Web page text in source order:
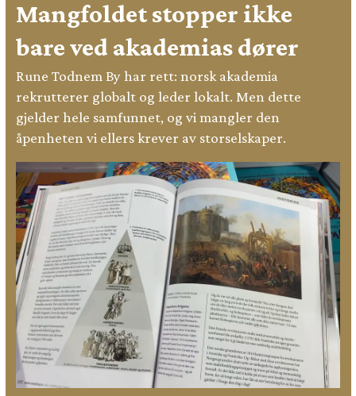
Mangfoldet stopper ikke
bare ved akademias dører
Rune Todnem By har rett: norsk akademia
rekrutterer globalt og leder lokalt. Men dette
gjelder hele samfunnet, og vi mangler den
åpenheten vi ellers krever av storselskaper.